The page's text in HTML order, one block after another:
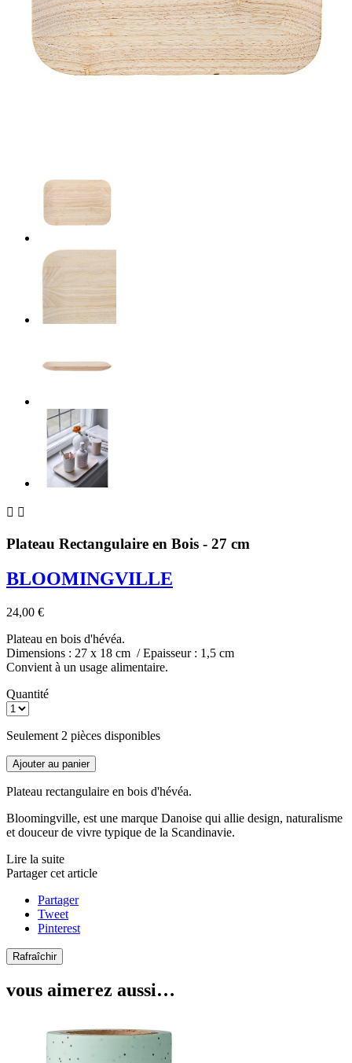
 
Plateau Rectangulaire en Bois - 27 cm
BLOOMINGVILLE
24,00 €
Plateau en bois d'hévéa.
Dimensions : 27 x 18 cm / Epaisseur : 1,5 cm
Convient à un usage alimentaire.
Quantité
Seulement 2 pièces disponibles
Ajouter au panier
Plateau rectangulaire en bois d'hévéa.
Bloomingville, est une marque Danoise qui allie design, naturalisme
et douceur de vivre typique de la Scandinavie.
Lire la suite
Partager cet article
Partager
Tweet
Pinterest
vous aimerez aussi…